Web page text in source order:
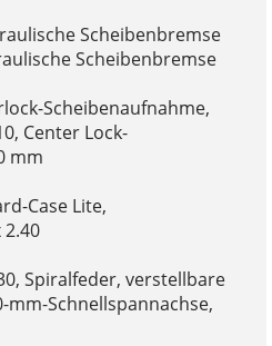
Scheibenbremse
Scheibenbremse
Scheibenaufnahme,
Center Lock-
mm
Case Lite,
Spiralfeder, verstellbare
mm-Schnellspannachse,